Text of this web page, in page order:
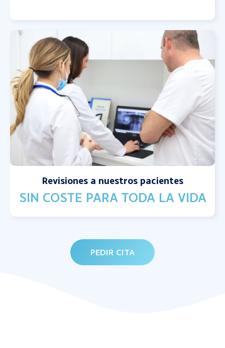
Revisiones a nuestros pacientes
SIN COSTE PARA TODA LA VIDA
PEDIR CITA